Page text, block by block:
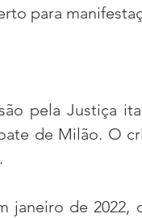
para
pela Justiça
de Milão. O
janeiro de 2022,